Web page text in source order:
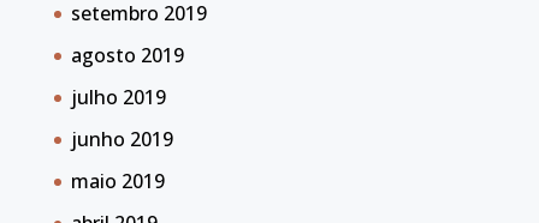
setembro 2019
agosto 2019
julho 2019
junho 2019
maio 2019